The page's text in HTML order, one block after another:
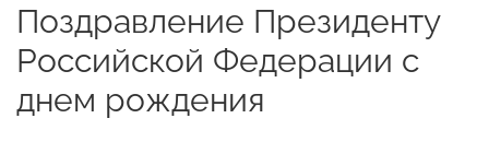
Поздравление Президенту
Российской Федерации с
днем рождения